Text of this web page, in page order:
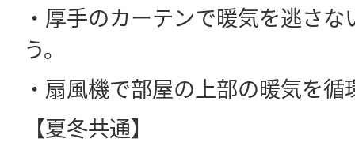
・厚手のカーテンで暖気を逃さ
う。
・扇風機で部屋の上部の暖気を
【夏冬共通】